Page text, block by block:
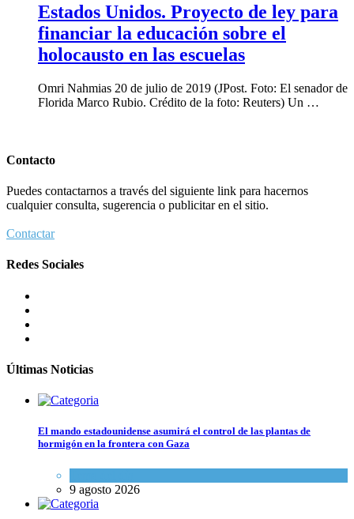
Estados Unidos. Proyecto de ley para
financiar la educación sobre el
holocausto en las escuelas
Omri Nahmias 20 de julio de 2019 (JPost. Foto: El senador de
Florida Marco Rubio. Crédito de la foto: Reuters) Un …
Contacto
Puedes contactarnos a través del siguiente link para hacernos
cualquier consulta, sugerencia o publicitar en el sitio.
Contactar
Redes Sociales
Últimas Noticias
El mando estadounidense asumirá el control de las plantas de
hormigón en la frontera con Gaza
9 agosto 2026